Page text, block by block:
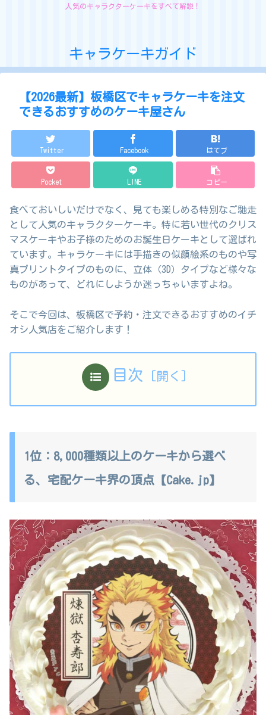
人気のキャラクターケーキをすべて解説！
キャラケーキガイド
【2026最新】板橋区でキャラケーキを注文
できるおすすめのケーキ屋さん
Twitter Facebook はてブ
Pocket LINE コピー
食べておいしいだけでなく、見ても楽しめる特別なご馳走
として人気のキャラクターケーキ。特に若い世代のクリス
マスケーキやお子様のためのお誕生日ケーキとして選ばれ
ています。キャラケーキには手描きの似顔絵系のものや写
真プリントタイプのものに、立体（3D）タイプなど様々な
ものがあって、どれにしようか迷っちゃいますよね。
そこで今回は、板橋区で予約・注文できるおすすめのイチ
オシ人気店をご紹介します！
目次
1位：8,000種類以上のケーキから選べ
る、宅配ケーキ界の頂点【Cake.jp】